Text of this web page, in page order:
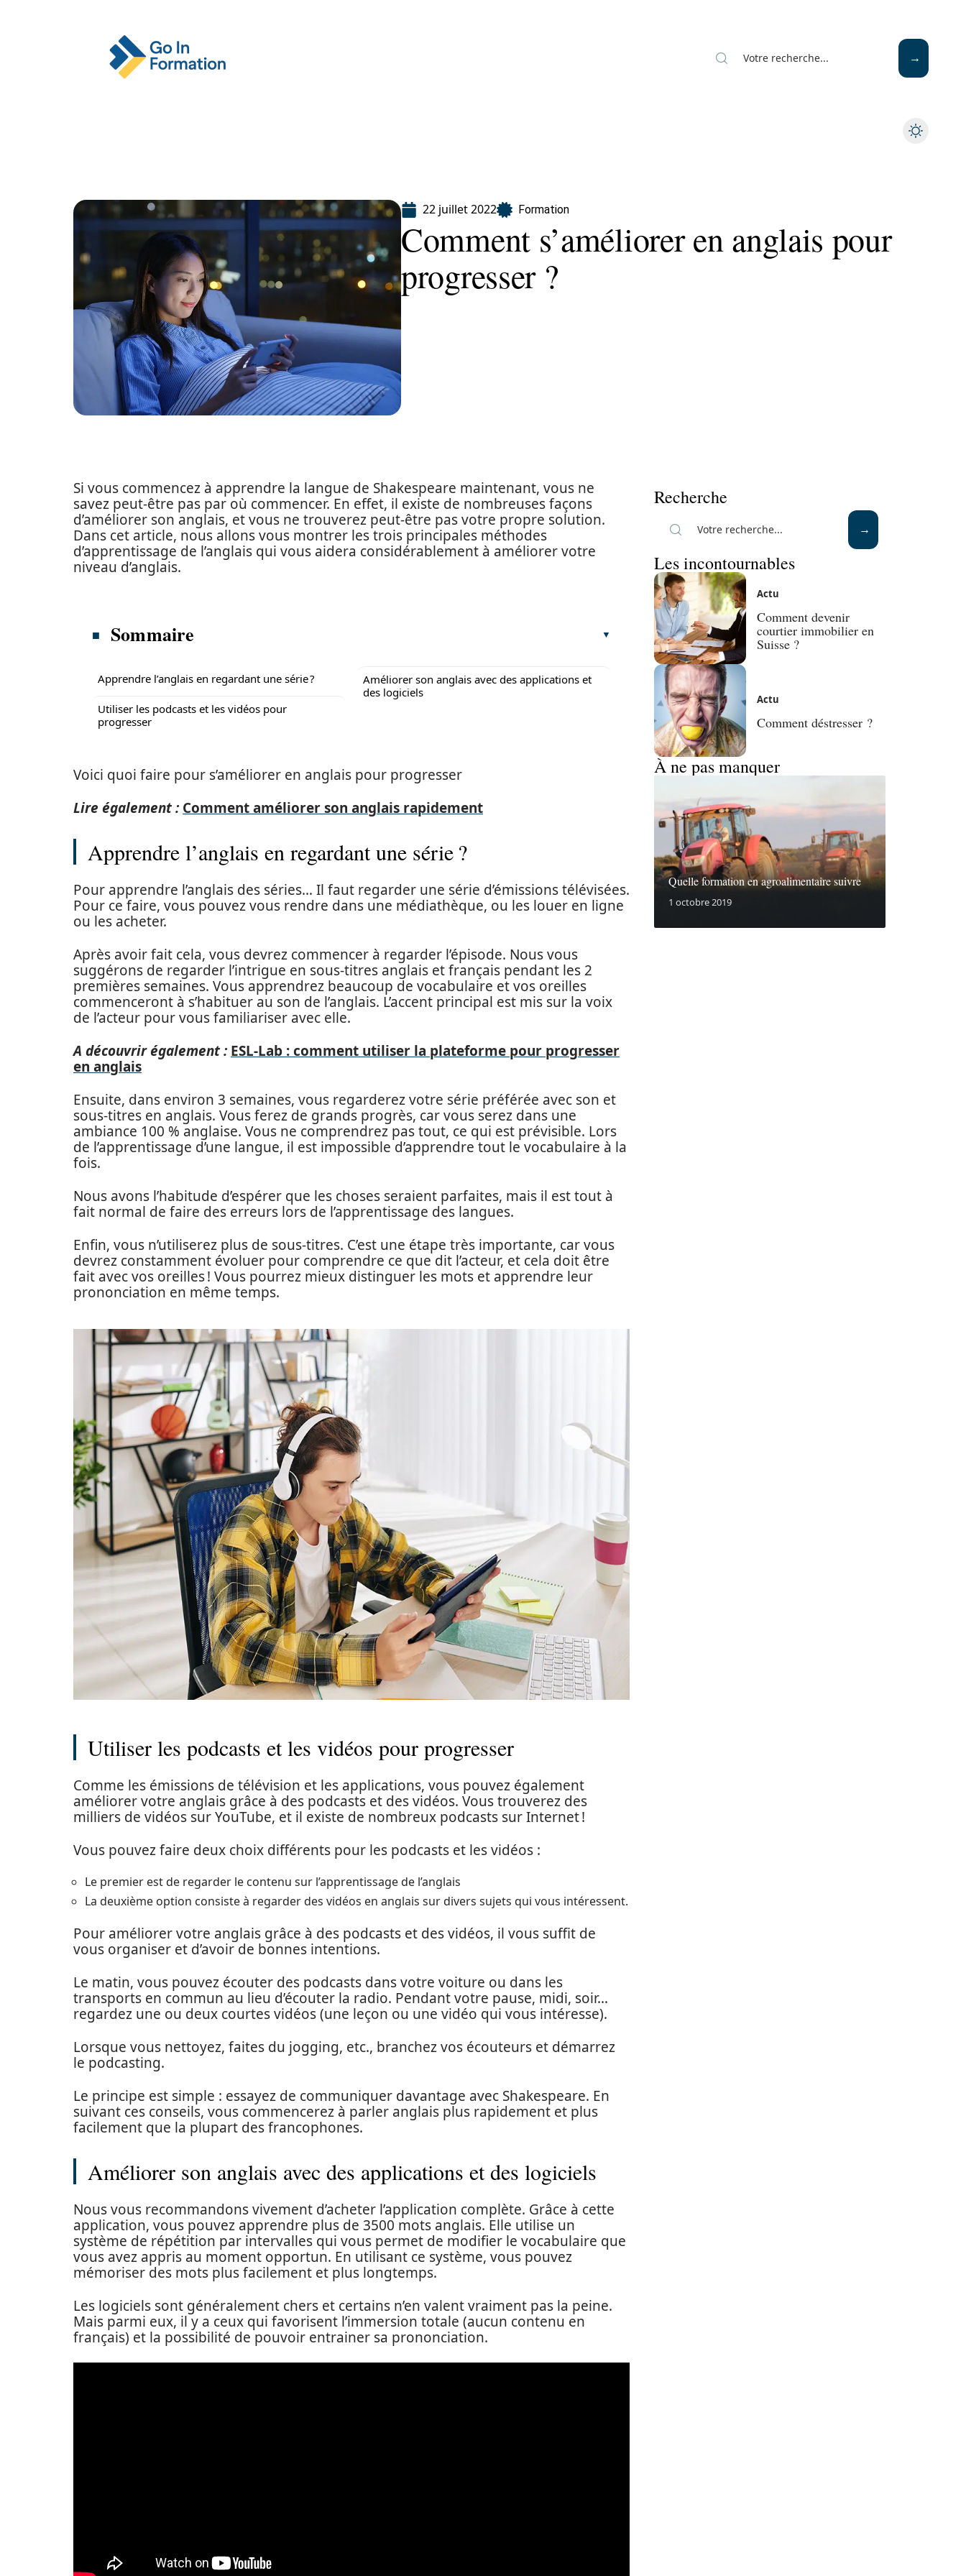
22 juillet 2022 Formation
Comment s’améliorer en anglais pour
progresser ?
Si vous commencez à apprendre la langue de Shakespeare maintenant, vous ne
savez peut-être pas par où commencer. En effet, il existe de nombreuses façons
d’améliorer son anglais, et vous ne trouverez peut-être pas votre propre solution.
Dans cet article, nous allons vous montrer les trois principales méthodes
d’apprentissage de l’anglais qui vous aidera considérablement à améliorer votre
niveau d’anglais.
Sommaire
Apprendre l’anglais en regardant une série ?
Utiliser les podcasts et les vidéos pour
progresser
Améliorer son anglais avec des applications et
des logiciels
Voici quoi faire pour s’améliorer en anglais pour progresser
Lire également : Comment améliorer son anglais rapidement
Apprendre l’anglais en regardant une série ?
Pour apprendre l’anglais des séries… Il faut regarder une série d’émissions télévisées.
Pour ce faire, vous pouvez vous rendre dans une médiathèque, ou les louer en ligne
ou les acheter.
Après avoir fait cela, vous devrez commencer à regarder l’épisode. Nous vous
suggérons de regarder l’intrigue en sous-titres anglais et français pendant les 2
premières semaines. Vous apprendrez beaucoup de vocabulaire et vos oreilles
commenceront à s’habituer au son de l’anglais. L’accent principal est mis sur la voix
de l’acteur pour vous familiariser avec elle.
A découvrir également : ESL-Lab : comment utiliser la plateforme pour progresser
en anglais
Ensuite, dans environ 3 semaines, vous regarderez votre série préférée avec son et
sous-titres en anglais. Vous ferez de grands progrès, car vous serez dans une
ambiance 100 % anglaise. Vous ne comprendrez pas tout, ce qui est prévisible. Lors
de l’apprentissage d’une langue, il est impossible d’apprendre tout le vocabulaire à la
fois.
Nous avons l’habitude d’espérer que les choses seraient parfaites, mais il est tout à
fait normal de faire des erreurs lors de l’apprentissage des langues.
Enfin, vous n’utiliserez plus de sous-titres. C’est une étape très importante, car vous
devrez constamment évoluer pour comprendre ce que dit l’acteur, et cela doit être
fait avec vos oreilles ! Vous pourrez mieux distinguer les mots et apprendre leur
prononciation en même temps.
Utiliser les podcasts et les vidéos pour progresser
Comme les émissions de télévision et les applications, vous pouvez également
améliorer votre anglais grâce à des podcasts et des vidéos. Vous trouverez des
milliers de vidéos sur YouTube, et il existe de nombreux podcasts sur Internet !
Vous pouvez faire deux choix différents pour les podcasts et les vidéos :
Le premier est de regarder le contenu sur l’apprentissage de l’anglais
La deuxième option consiste à regarder des vidéos en anglais sur divers sujets qui vous intéressent.
Pour améliorer votre anglais grâce à des podcasts et des vidéos, il vous suffit de
vous organiser et d’avoir de bonnes intentions.
Le matin, vous pouvez écouter des podcasts dans votre voiture ou dans les
transports en commun au lieu d’écouter la radio. Pendant votre pause, midi, soir…
regardez une ou deux courtes vidéos (une leçon ou une vidéo qui vous intéresse).
Lorsque vous nettoyez, faites du jogging, etc., branchez vos écouteurs et démarrez
le podcasting.
Le principe est simple : essayez de communiquer davantage avec Shakespeare. En
suivant ces conseils, vous commencerez à parler anglais plus rapidement et plus
facilement que la plupart des francophones.
Améliorer son anglais avec des applications et des logiciels
Nous vous recommandons vivement d’acheter l’application complète. Grâce à cette
application, vous pouvez apprendre plus de 3500 mots anglais. Elle utilise un
système de répétition par intervalles qui vous permet de modifier le vocabulaire que
vous avez appris au moment opportun. En utilisant ce système, vous pouvez
mémoriser des mots plus facilement et plus longtemps.
Les logiciels sont généralement chers et certains n’en valent vraiment pas la peine.
Mais parmi eux, il y a ceux qui favorisent l’immersion totale (aucun contenu en
français) et la possibilité de pouvoir entrainer sa prononciation.
Recherche
Les incontournables
Actu
Comment devenir
courtier immobilier en
Suisse ?
Actu
Comment déstresser ?
À ne pas manquer
Quelle formation en agroalimentaire suivre
1 octobre 2019